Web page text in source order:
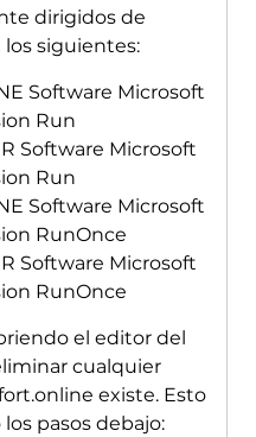
dirigidos de
siguientes:
Software Microsoft
Run
Software Microsoft
Run
Software Microsoft
RunOnce
Software Microsoft
RunOnce
el editor del
cualquier
existe. Esto
pasos debajo: